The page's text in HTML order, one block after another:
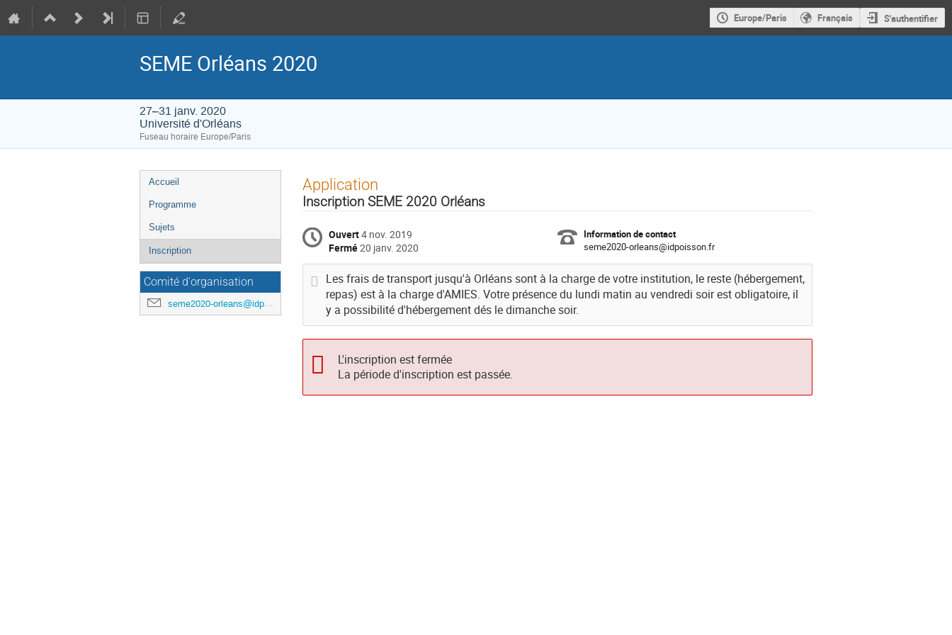
Europe/Paris Français S'authentifier
SEME Orléans 2020
27–31 janv. 2020
Université d'Orléans
Fuseau horaire Europe/Paris
Menu
de
Accueil
Programme
Sujets
Inscription
Comité d'organisation
seme2020-orleans@idpoisson.fr
Application
Inscription SEME 2020 Orléans
Ouvert4 nov. 2019
Fermé20 janv. 2020
Information de contact
seme2020-orleans@idpoisson.fr
Les frais de transport jusqu'à Orléans sont à la charge de votre institution, le reste (hébergement,
repas) est à la charge d'AMIES. Votre présence du lundi matin au vendredi soir est obligatoire, il
y a possibilité d'hébergement dés le dimanche soir.
L'inscription est fermée
La période d'inscription est passée.